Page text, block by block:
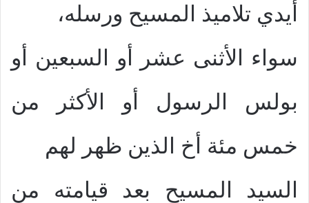
أيدي تلاميذ المسيح ورسله،
سواء الأثنى عشر أو السبعين أو
بولس الرسول أو الأكثر من
خمس مئة أخ الذين ظهر لهم
السيد المسيح بعد قيامته من